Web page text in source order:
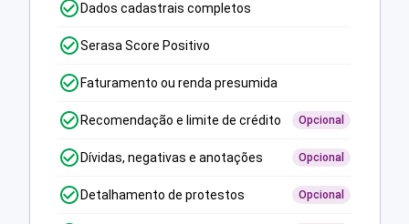
Dados cadastrais completos
Serasa Score Positivo
Faturamento ou renda presumida
Recomendação e limite de crédito Opcional
Dívidas, negativas e anotações Opcional
Detalhamento de protestos Opcional